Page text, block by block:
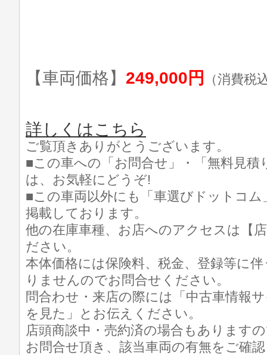
【車両価格】 249,000円 （消費税
詳しくはこちら
ご覧頂きありがとうございます。
■この車への「お問合せ」・「無料見積
は、お気軽にどうぞ!
■この車両以外にも「車選びドットコ
掲載しております。
他の在庫車種、お店へのアクセスは【
ださい。
本体価格には保険料、税金、登録等に
りませんのでお問合せください。
問合わせ・来店の際には「中古車情報
を見た」とお伝えください。
店頭商談中・売約済の場合もあります
お問合せ頂き、該当車両の有無をご確